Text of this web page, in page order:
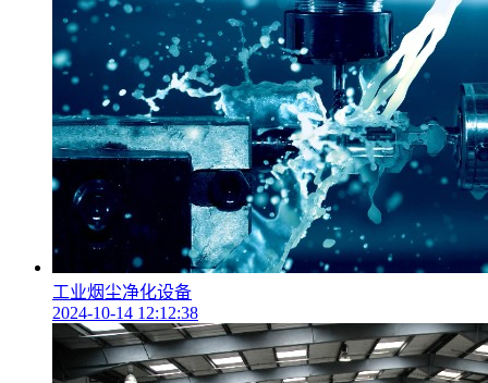
工业烟尘净化设备
2024-10-14 12:12:38